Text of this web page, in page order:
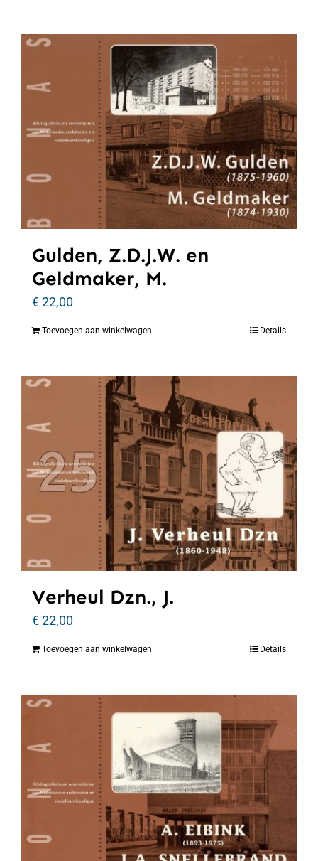
Gulden, Z.D.J.W. en
Geldmaker, M.
€22,00
Toevoegen aan winkelwagen Details
Verheul Dzn., J.
€22,00
Toevoegen aan winkelwagen Details